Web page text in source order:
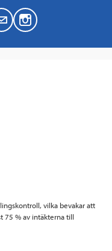
M
a
vilka bevakar att
75 % av intäkterna till